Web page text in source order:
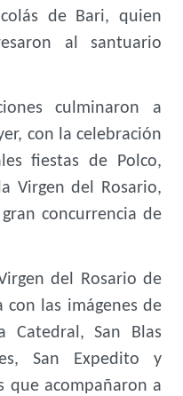
de Bari, quien
al santuario
culminaron a
con la celebración
fiestas de Polco,
Virgen del Rosario,
concurrencia de
del Rosario de
con las imágenes de
Catedral, San Blas
San Expedito y
que acompañaron a